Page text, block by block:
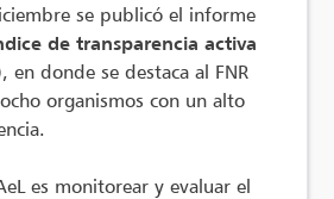
se publicó el informe
de transparencia activa
, en donde se destaca al FNR
organismos con un alto
es monitorear y evaluar el